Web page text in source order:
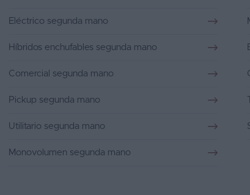
Eléctrico segunda mano
Híbridos enchufables segunda mano
Comercial segunda mano
Pickup segunda mano
Utilitario segunda mano
Monovolumen segunda mano